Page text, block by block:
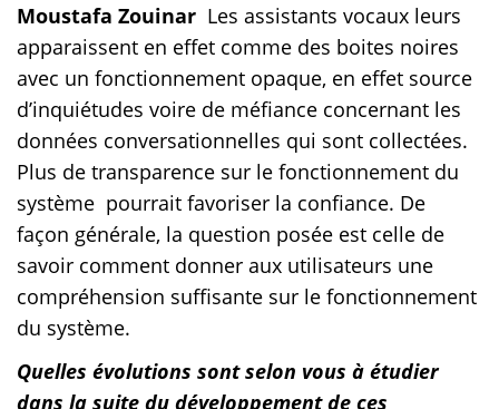
Moustafa Zouinar Les assistants vocaux leurs
apparaissent en effet comme des boites noires
avec un fonctionnement opaque, en effet source
d’inquiétudes voire de méfiance concernant les
données conversationnelles qui sont collectées.
Plus de transparence sur le fonctionnement du
système pourrait favoriser la confiance. De
façon générale, la question posée est celle de
savoir comment donner aux utilisateurs une
compréhension suffisante sur le fonctionnement
du système.
Quelles évolutions sont selon vous à étudier
dans la suite du développement de ces